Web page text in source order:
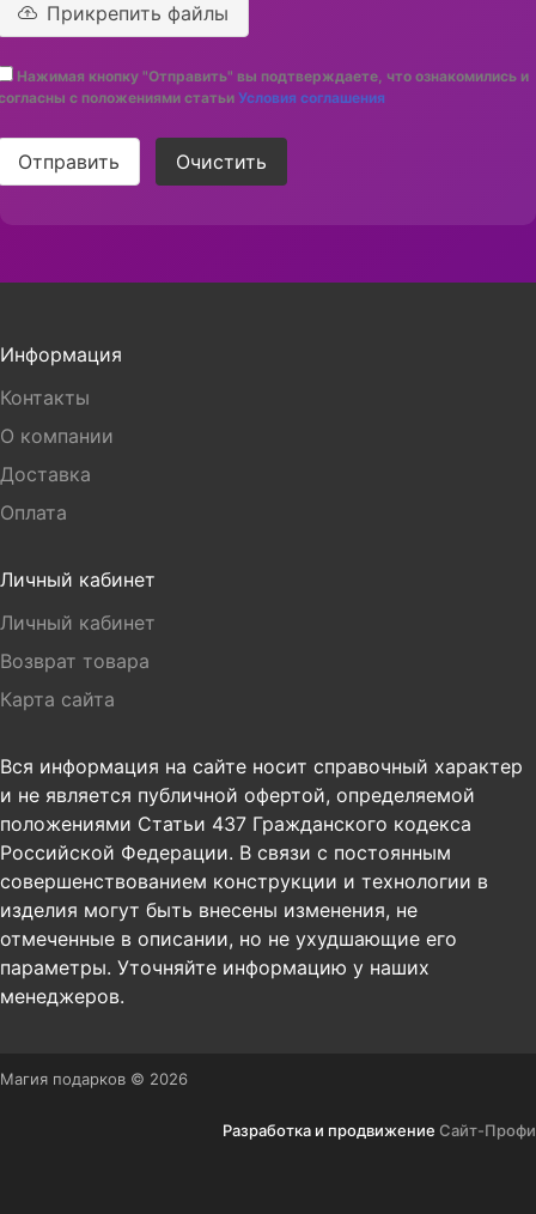
Прикрепить файлы
Нажимая кнопку "Отправить" вы подтверждаете, что ознакомились и
с положениями статьи Условия соглашения
Отправить Очистить
Информация
Контакты
О компании
Доставка
Оплата
Личный кабинет
Личный кабинет
Возврат товара
Карта сайта
Вся информация на сайте носит справочный характер
и не является публичной офертой, определяемой
положениями Статьи 437 Гражданского кодекса
Российской Федерации. В связи с постоянным
совершенствованием конструкции и технологии в
изделия могут быть внесены изменения, не
отмеченные в описании, но не ухудшающие его
параметры. Уточняйте информацию у наших
менеджеров.
Магия подарков © 2026
Разработка и продвижение Сайт-Профи